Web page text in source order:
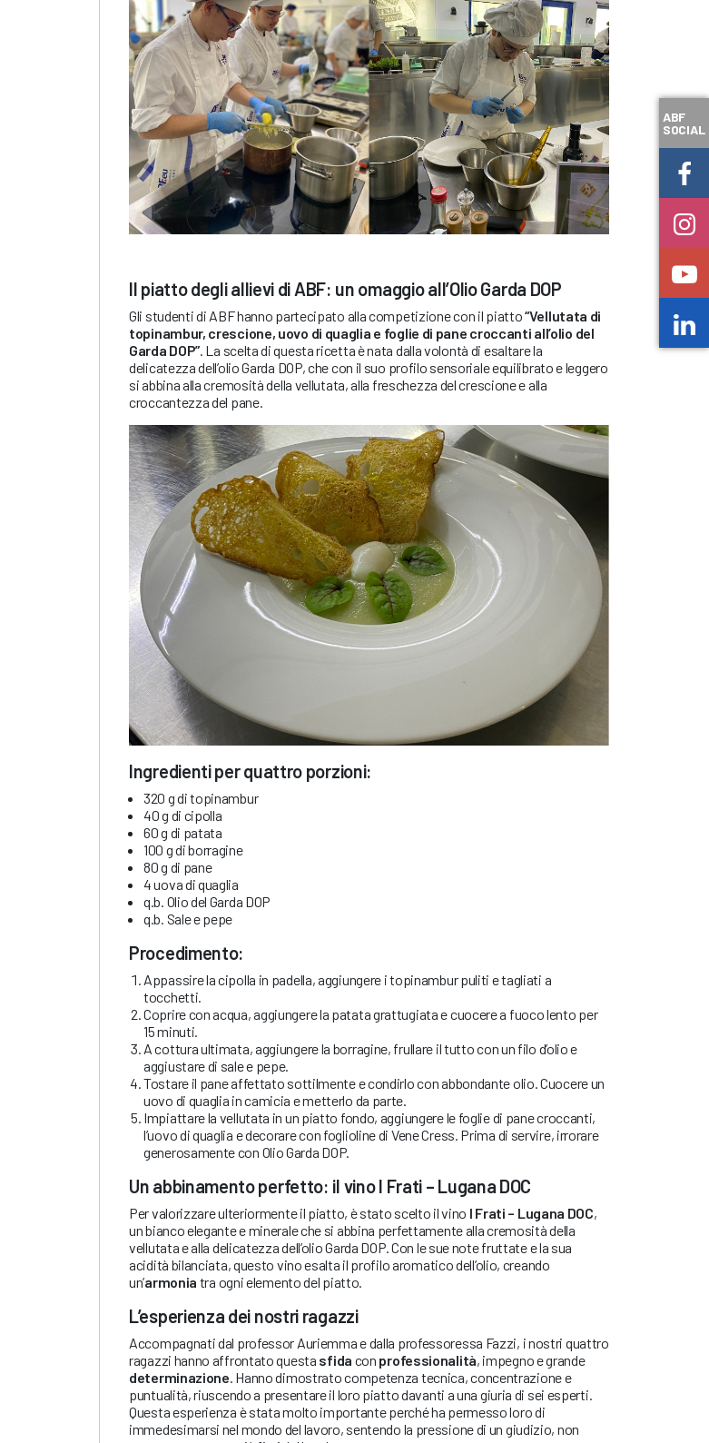
Il piatto degli allievi di ABF: un omaggio all’Olio Garda DOP
Gli studenti di ABF hanno partecipato alla competizione con il piatto“Vellutata di
topinambur, crescione, uovo di quaglia e foglie di pane croccanti all’olio del
Garda DOP”. La scelta di questa ricetta è nata dalla volontà di esaltare la
delicatezza dell’olio Garda DOP, che con il suo profilo sensoriale equilibrato e leggero
si abbina alla cremosità della vellutata, alla freschezza del crescione e alla
croccantezza del pane.
Ingredienti per quattro porzioni:
320 g di topinambur
40 g di cipolla
60 g di patata
100 g di borragine
80 g di pane
4 uova di quaglia
q.b. Olio del Garda DOP
q.b. Sale e pepe
Procedimento:
Appassire la cipolla in padella, aggiungere i topinambur puliti e tagliati a
tocchetti.
Coprire con acqua, aggiungere la patata grattugiata e cuocere a fuoco lento per
15 minuti.
A cottura ultimata, aggiungere la borragine, frullare il tutto con un filo d’olio e
aggiustare di sale e pepe.
Tostare il pane affettato sottilmente e condirlo con abbondante olio. Cuocere un
uovo di quaglia in camicia e metterlo da parte.
Impiattare la vellutata in un piatto fondo, aggiungere le foglie di pane croccanti,
l’uovo di quaglia e decorare con foglioline di Vene Cress. Prima di servire, irrorare
generosamente con Olio Garda DOP.
Un abbinamento perfetto: il vino I Frati – Lugana DOC
Per valorizzare ulteriormente il piatto, è stato scelto il vino I Frati – Lugana DOC,
un bianco elegante e minerale che si abbina perfettamente alla cremosità della
vellutata e alla delicatezza dell’olio Garda DOP. Con le sue note fruttate e la sua
acidità bilanciata, questo vino esalta il profilo aromatico dell’olio, creando
un’armonia tra ogni elemento del piatto.
L’esperienza dei nostri ragazzi
Accompagnati dal professor Auriemma e dalla professoressa Fazzi, i nostri quattro
ragazzi hanno affrontato questa sfida con professionalità, impegno e grande
determinazione . Hanno dimostrato competenza tecnica, concentrazione e
puntualità, riuscendo a presentare il loro piatto davanti a una giuria di sei esperti.
Questa esperienza è stata molto importante perché ha permesso loro di
immedesimarsi nel mondo del lavoro, sentendo la pressione di un giudizio, non
ABF
SOCIAL